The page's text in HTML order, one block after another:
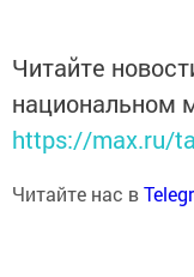
Читайте
национальном
https://max.ru/
Читайте нас в